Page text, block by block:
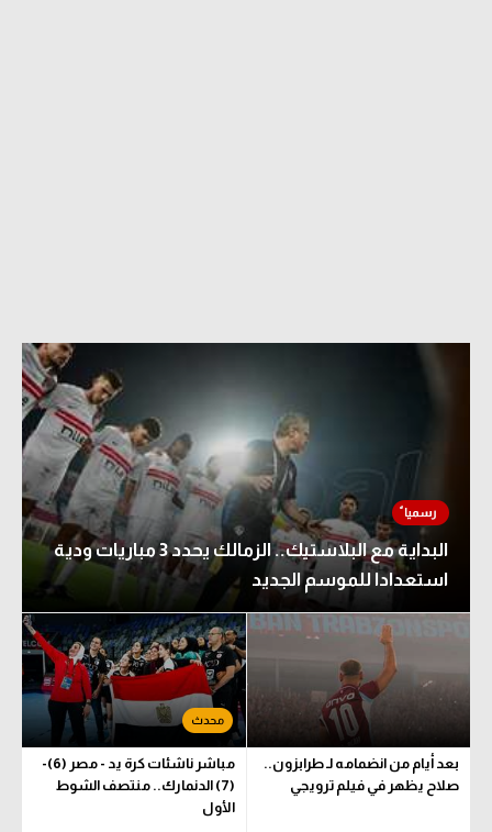
البداية مع البلاستيك.. الزمالك يحدد 3 مباريات ودية
استعدادا للموسم الجديد
بعد أيام من انضمامه لـ طرابزون..
صلاح يظهر في فيلم ترويجي
مباشر ناشئات كرة يد - مصر (6)-
(7) الدنمارك.. منتصف الشوط
الأول